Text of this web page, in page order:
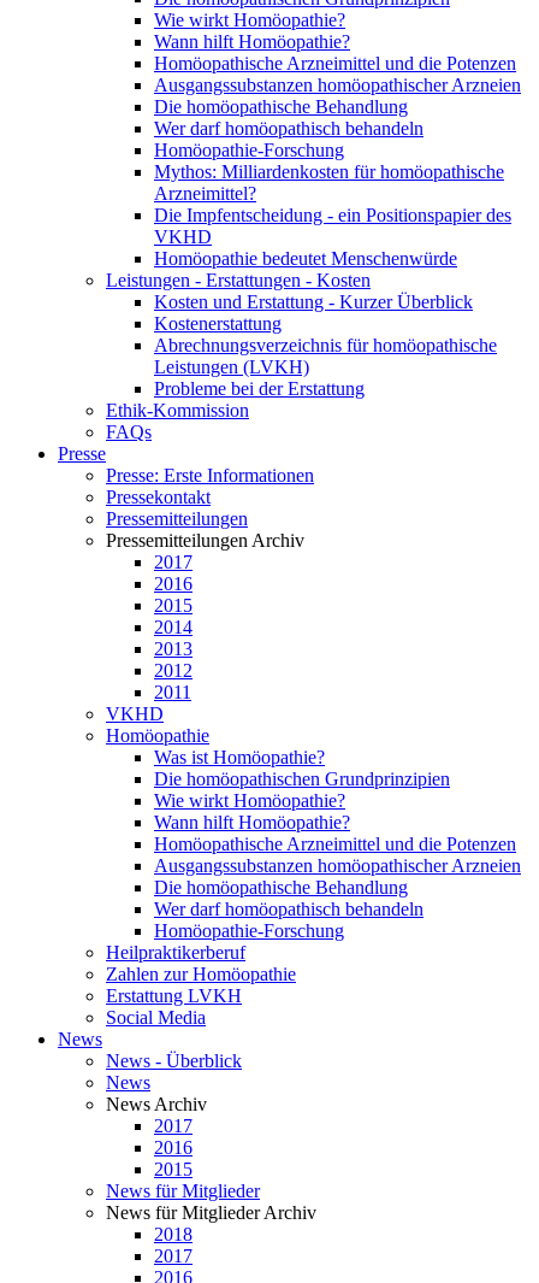
Wie wirkt Homöopathie?
Wann hilft Homöopathie?
Homöopathische Arzneimittel und die Potenzen
Ausgangssubstanzen homöopathischer Arzneien
Die homöopathische Behandlung
Wer darf homöopathisch behandeln
Homöopathie-Forschung
Mythos: Milliardenkosten für homöopathische
Arzneimittel?
Die Impfentscheidung - ein Positionspapier des
VKHD
Homöopathie bedeutet Menschenwürde
Leistungen - Erstattungen - Kosten
Kosten und Erstattung - Kurzer Überblick
Kostenerstattung
Abrechnungsverzeichnis für homöopathische
Leistungen (LVKH)
Probleme bei der Erstattung
Ethik-Kommission
FAQs
Presse
Presse: Erste Informationen
Pressekontakt
Pressemitteilungen
Pressemitteilungen Archiv
2017
2016
2015
2014
2013
2012
2011
VKHD
Homöopathie
Was ist Homöopathie?
Die homöopathischen Grundprinzipien
Wie wirkt Homöopathie?
Wann hilft Homöopathie?
Homöopathische Arzneimittel und die Potenzen
Ausgangssubstanzen homöopathischer Arzneien
Die homöopathische Behandlung
Wer darf homöopathisch behandeln
Homöopathie-Forschung
Heilpraktikerberuf
Zahlen zur Homöopathie
Erstattung LVKH
Social Media
News
News - Überblick
News
News Archiv
2017
2016
2015
News für Mitglieder
News für Mitglieder Archiv
2018
2017
2016